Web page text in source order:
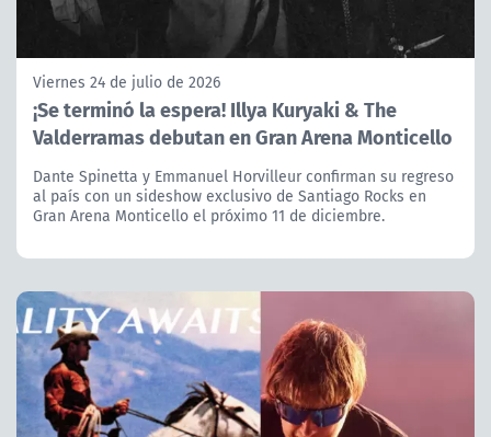
Viernes 24 de julio de 2026
¡Se terminó la espera! Illya Kuryaki & The
Valderramas debutan en Gran Arena Monticello
Dante Spinetta y Emmanuel Horvilleur confirman su regreso
al país con un sideshow exclusivo de Santiago Rocks en
Gran Arena Monticello el próximo 11 de diciembre.